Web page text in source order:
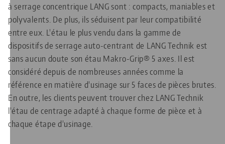
à serrage concentrique LANG sont : compacts, maniables et
polyvalents. De plus, ils séduisent par leur compatibilité
entre eux. L'étau le plus vendu dans la gamme de
dispositifs de serrage auto-centrant de LANG Technik est
sans aucun doute son étau Makro-Grip® 5 axes. Il est
considéré depuis de nombreuses années comme la
référence en matière d'usinage sur 5 faces de pièces brutes.
En outre, les clients peuvent trouver chez LANG Technik
l'étau de centrage adapté à chaque forme de pièce et à
chaque étape d'usinage.